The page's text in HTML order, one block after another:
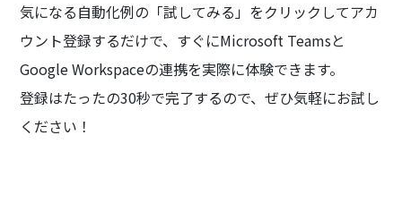
気になる自動化例の「試してみる」をクリックしてアカ
ウント登録するだけで、すぐにMicrosoft Teamsと
Google Workspaceの連携を実際に体験できます。
登録はたったの30秒で完了するので、ぜひ気軽にお試し
ください！